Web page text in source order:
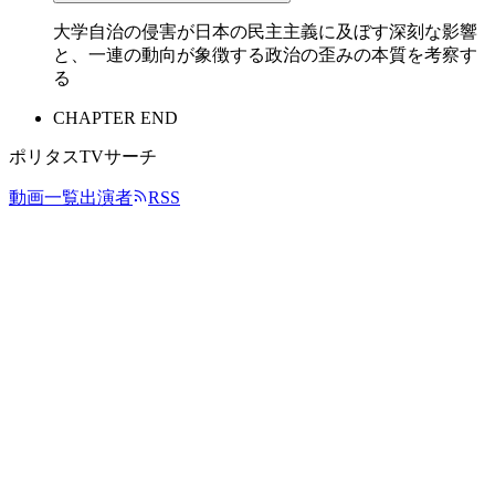
大学自治の侵害が日本の民主主義に及ぼす深刻な影響
と、一連の動向が象徴する政治の歪みの本質を考察す
る
CHAPTER END
ポリタスTVサーチ
動画一覧出演者 RSS